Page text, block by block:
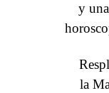
y
la